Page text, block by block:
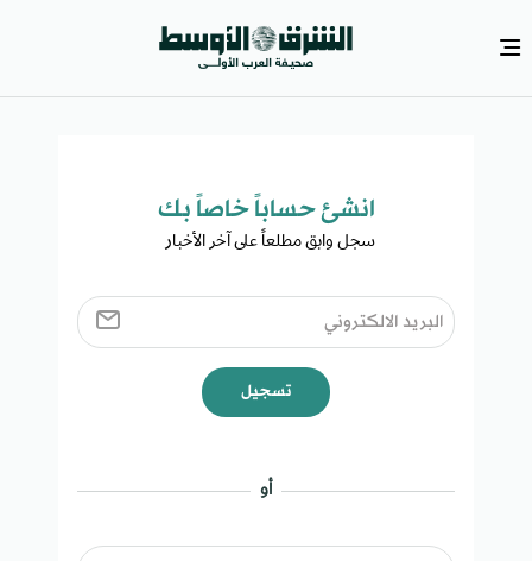
انشئ حساباً خاصاً بك​
سجل وابق مطلعاً على آخر الأخبار ​
تسجيل
أو